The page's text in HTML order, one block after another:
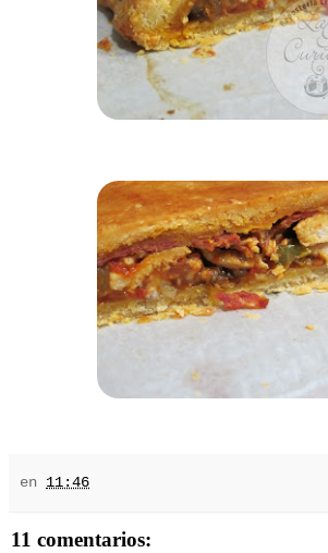
en 11:46
11 comentarios: